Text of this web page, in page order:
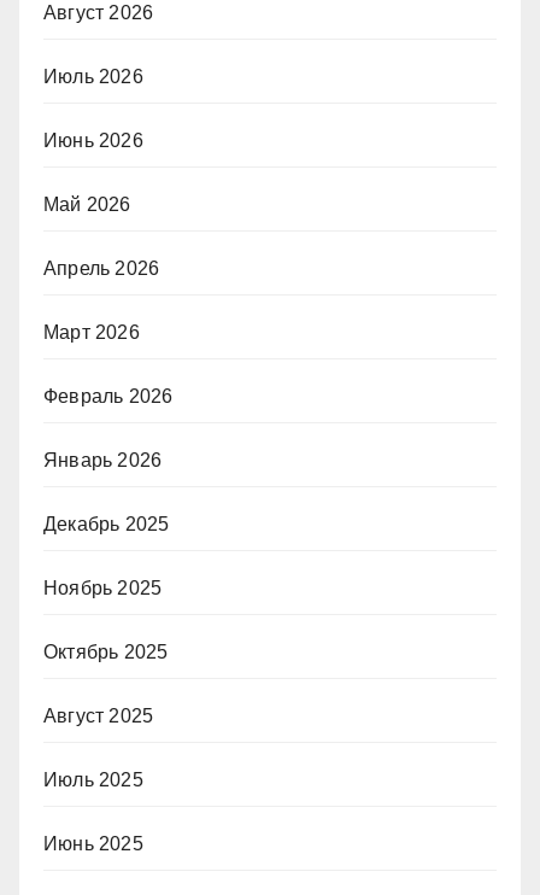
Август 2026
Июль 2026
Июнь 2026
Май 2026
Апрель 2026
Март 2026
Февраль 2026
Январь 2026
Декабрь 2025
Ноябрь 2025
Октябрь 2025
Август 2025
Июль 2025
Июнь 2025